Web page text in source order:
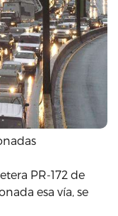
PR-172 de
esa vía, se